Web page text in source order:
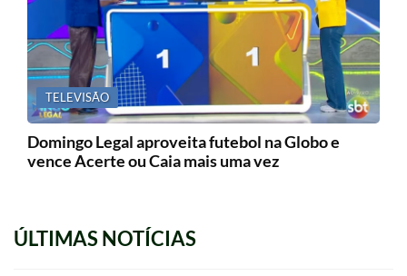
TELEVISÃO
Domingo Legal aproveita futebol na Globo e
vence Acerte ou Caia mais uma vez
ÚLTIMAS NOTÍCIAS